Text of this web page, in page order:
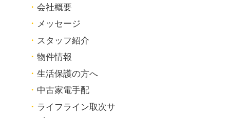
会社概要
メッセージ
スタッフ紹介
物件情報
生活保護の方へ
中古家電手配
ライフライン取次サ